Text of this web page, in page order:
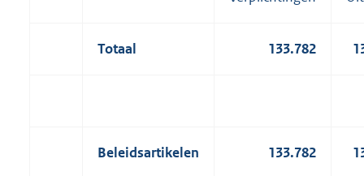
Totaal 133.782
Beleidsartikelen 133.782